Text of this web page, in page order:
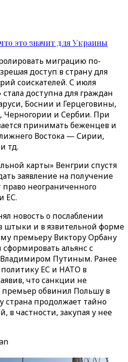
это значит для Украины
миграцию по-
доступ в страну для
соискателей. С июля
доступна для граждан
Боснии и Герцеговины,
и Сербии. При
принимать беженцев и
Востока — Сирии,
тд.
карты»‎ Венгрии спустя
заявление на получение
право неограниченного
ЕС.
новость о послаблении
штыки и в язвительной форме
премьеру Виктору Орбану
альянс с
Путиным. Ранее
ЕС и НАТО в
что санкции не
премьер обвинил Польшу в
страна продолжает тайно
в частности, закупая у нее